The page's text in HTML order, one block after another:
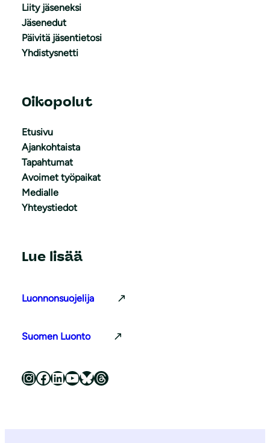
Liity jäseneksi
Jäsenedut
Päivitä jäsentietosi
Yhdistysnetti
Oikopolut
Etusivu
Ajankohtaista
Tapahtumat
Avoimet työpaikat
Medialle
Yhteystiedot
Lue lisää
Luonnonsuojelija
Suomen Luonto
Luonnonsuojeluliitto Instagramissa Luonnonsuojeluliitto Facebookissa Luonnonsuojeluliitto LinkedInissä Luonnonsuojeluliiton YouTube-kanava Luonnonsuojeluliitto Blueskyssa Luonnonsuojeluliitto Threadsissa